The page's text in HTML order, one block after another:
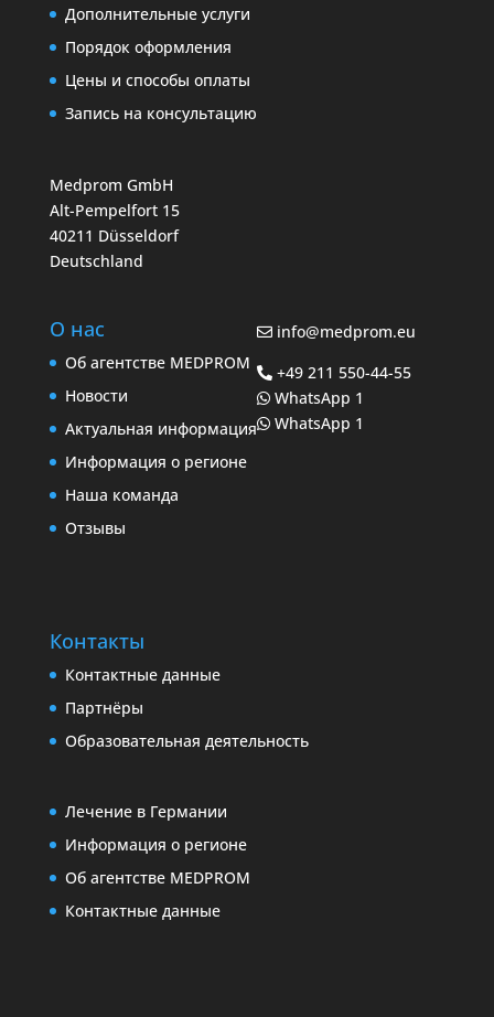
Дополнительные услуги
Порядок оформления
Цены и способы оплаты
Запись на консультацию
Medprom GmbH
Alt-Pempelfort 15
40211 Düsseldorf
Deutschland
О нас
Об агентстве MEDPROM
Новости
Актуальная информация
Информация о регионе
Наша команда
Отзывы
info@medprom.eu
+49 211 550-44-55
WhatsApp 1
WhatsApp 1
Контакты
Контактные данные
Партнёры
Образовательная деятельность
Лечение в Германии
Информация о регионе
Об агентстве MEDPROM
Контактные данные